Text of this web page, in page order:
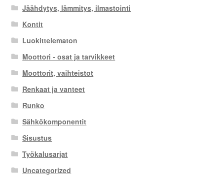
Jäähdytys, lämmitys, ilmastointi
Kontit
Luokittelematon
Moottori - osat ja tarvikkeet
Moottorit, vaihteistot
Renkaat ja vanteet
Runko
Sähkökomponentit
Sisustus
Työkalusarjat
Uncategorized